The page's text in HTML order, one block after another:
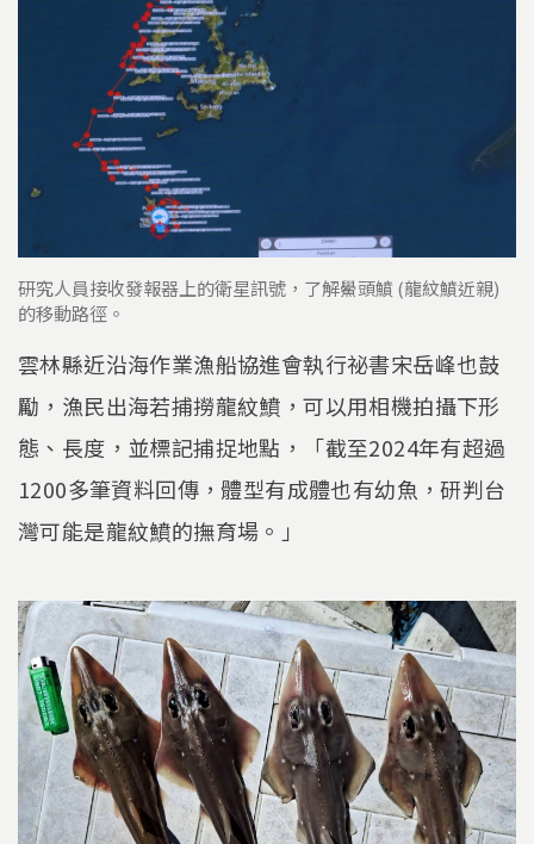
研究人員接收發報器上的衛星訊號，了解鱟頭鱝 (龍紋鱝近親)
的移動路徑。
雲林縣近沿海作業漁船協進會執行祕書宋岳峰也鼓
勵，漁民出海若捕撈龍紋鱝，可以用相機拍攝下形
態、長度，並標記捕捉地點，「截至2024年有超過
1200多筆資料回傳，體型有成體也有幼魚，研判台
灣可能是龍紋鱝的撫育場。」